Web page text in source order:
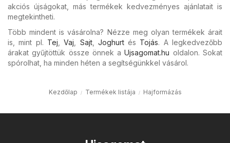
akciós újságokat, más termékek kedvezményes ajánlatait is
megtekintheti.
Több mindent is vásárolna? Nézze meg olyan termékek árait
is, mint pl. Tej ,Vaj Sajt, Joghurtés Tojás. A legkedvezőbb
árakat gyűjtöttük össze önnek aUjsagomat.hu oldalon. Sokat
spórolhat, ha minden héten a segítségünkkel vásárol.
Kezdőlap Termékek listája Hajformázás